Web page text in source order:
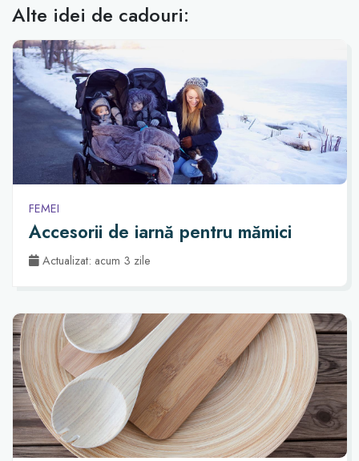
Alte idei de cadouri:
FEMEI
Accesorii de iarnă pentru mămici
Actualizat: acum 3 zile